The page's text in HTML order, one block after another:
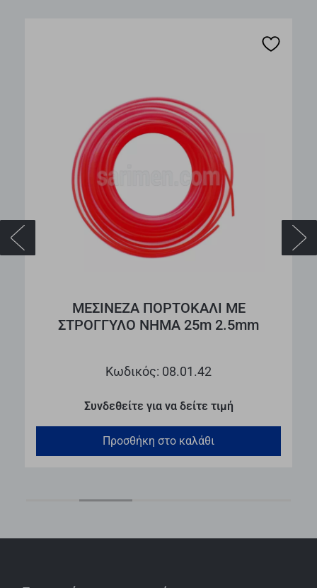
ΜΕΣΙΝΕΖΑ ΠΟΡΤΟΚΑΛΙ ΜΕ
ΣΤΡΟΓΓΥΛΟ ΝΗΜΑ 25m 2.5mm
Κωδικός: 08.01.42
Συνδεθείτε για να δείτε τιμή
Προσθήκη στο καλάθι